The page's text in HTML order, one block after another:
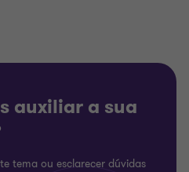
auxiliar a sua
tema ou esclarecer dúvidas